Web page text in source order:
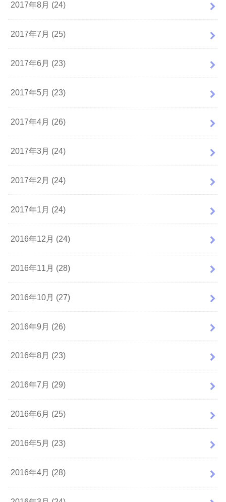
2017年8月 (24)
2017年7月 (25)
2017年6月 (23)
2017年5月 (23)
2017年4月 (26)
2017年3月 (24)
2017年2月 (24)
2017年1月 (24)
2016年12月 (24)
2016年11月 (28)
2016年10月 (27)
2016年9月 (26)
2016年8月 (23)
2016年7月 (29)
2016年6月 (25)
2016年5月 (23)
2016年4月 (28)